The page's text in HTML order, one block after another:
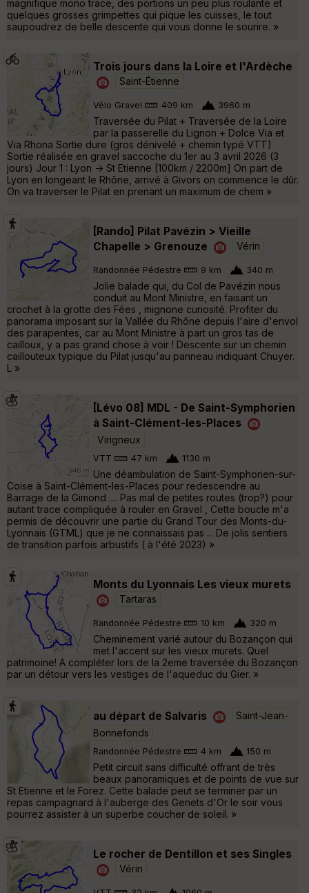
magnifique mono trace, des portions un peu plus roulante et
quelques grosses grimpettes qui pique les cuisses, le tout
saupoudrez de belle descente qui vous donne le sourire. »
Trois jours dans la Loire et l'Ardèche
Saint-Étienne
Vélo Gravel 409 km 3960 m
Traversée du Pilat + Traversée de la Loire
par la passerelle du Lignon + Dolce Via et
Via Rhona Sortie dure (gros dénivelé + chemin typé VTT)
Sortie réalisée en gravel saccoche du 1er au 3 avril 2026 (3
jours) Jour 1 : Lyon -> St Etienne [100km / 2200m] On part de
Lyon en longeant le Rhône, arrivé à Givors on commence le dûr.
On va traverser le Pilat en prenant un maximum de chem »
[Rando] Pilat Pavézin > Vieille
Chapelle > Grenouze
Vérin
Randonnée Pédestre 9 km 340 m
Jolie balade qui, du Col de Pavézin nous
conduit au Mont Ministre, en faisant un
crochet à la grotte des Fées , mignone curiosité. Profiter du
panorama imposant sur la Vallée du Rhône depuis l'aire d'envol
des parapentes, car au Mont Ministre à part un gros tas de
cailloux, y a pas grand chose à voir ! Descente sur un chemin
caillouteux typique du Pilat jusqu'au panneau indiquant Chuyer.
L »
[Lévo 08] MDL - De Saint-Symphorien
à Saint-Clément-les-Places
Virigneux
VTT 47 km 1130 m
Une déambulation de Saint-Symphorien-sur-
Coise à Saint-Clément-les-Places pour redescendre au
Barrage de la Gimond .... Pas mal de petites routes (trop?) pour
autant trace compliquée à rouler en Gravel , Cette boucle m'a
permis de découvrir une partie du Grand Tour des Monts-du-
Lyonnais (GTML) que je ne connaissais pas ... De jolis sentiers
de transition parfois arbustifs ( à l'été 2023) »
Monts du Lyonnais Les vieux murets
Tartaras
Randonnée Pédestre 10 km 320 m
Cheminement varié autour du Bozançon qui
met l'accent sur les vieux murets. Quel
patrimoine! A compléter lors de la 2eme traversée du Bozançon
par un détour vers les vestiges de l'aqueduc du Gier. »
au départ de Salvaris
Saint-Jean-
Bonnefonds
Randonnée Pédestre 4 km 150 m
Petit circuit sans difficulté offrant de très
beaux panoramiques et de points de vue sur
St Etienne et le Forez. Cette balade peut se terminer par un
repas campagnard à l'auberge des Genets d'Or le soir vous
pourrez assister à un superbe coucher de soleil. »
Le rocher de Dentillon et ses Singles
Vérin